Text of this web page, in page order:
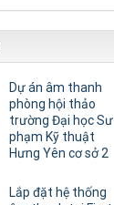
Dự án âm thanh
phòng hội thảo
trường Đại học Sư
phạm Kỹ thuật
Hưng Yên cơ sở 2
Lắp đặt hệ thống